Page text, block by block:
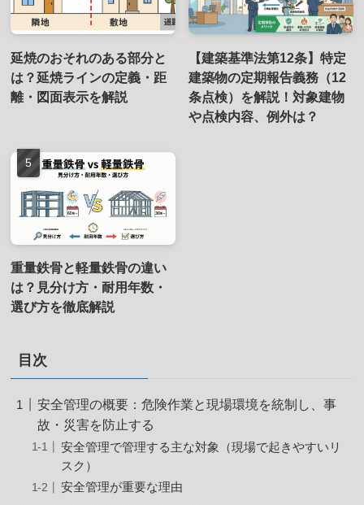
延焼のおそれのある部分と
は？延焼ラインの定義・距
離・図面表示を解説
【建築基準法第12条】特定
建築物の定期報告義務（12
条点検）を解説！対象建物
や点検内容、例外は？
重量鉄骨と軽量鉄骨の違い
は？見分け方・耐用年数・
選び方を徹底解説
目次
安全管理の概要：危険作業と現場環境を統制し、事
故・災害を防止する
安全管理で管理する主な対象（現場で起きやすいリ
スク）
安全管理が重要な理由